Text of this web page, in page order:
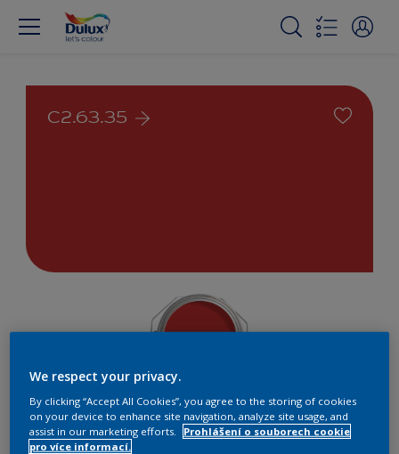
C2.63.35
Najít výrobek v tomto odstínu
We respect your privacy.
By clicking “Accept All Cookies”, you agree to the storing of cookies
on your device to enhance site navigation, analyze site usage, and
assist in our marketing efforts.
Prohlášení o souborech cookie
pro více informací.